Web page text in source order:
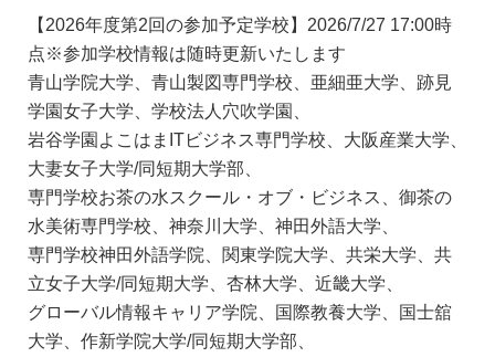
【2026年度第2回の参加予定学校】2026/7/27 17:00時
点※参加学校情報は随時更新いたします
青山学院大学、青山製図専門学校、亜細亜大学、跡見
学園女子大学、学校法人穴吹学園、
岩谷学園よこはまITビジネス専門学校、大阪産業大学、
大妻女子大学/同短期大学部、
専門学校お茶の水スクール・オブ・ビジネス、御茶の
水美術専門学校、神奈川大学、神田外語大学、
専門学校神田外語学院、関東学院大学、共栄大学、共
立女子大学/同短期大学、杏林大学、近畿大学、
グローバル情報キャリア学院、国際教養大学、国士舘
大学、作新学院大学/同短期大学部、